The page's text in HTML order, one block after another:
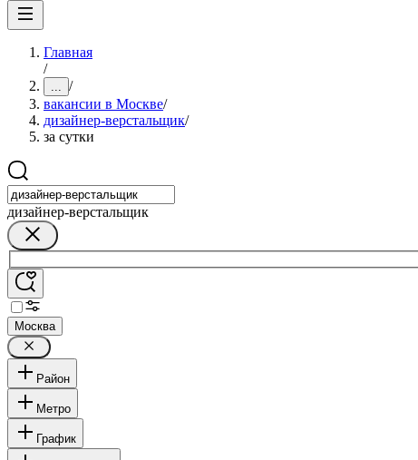
Главная
/
... /
вакансии в Москве/
дизайнер-верстальщик/
за сутки
дизайнер-верстальщик
Москва
Район
Метро
График